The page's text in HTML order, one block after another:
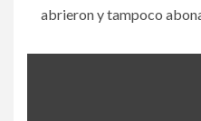
abrieron y tampoco